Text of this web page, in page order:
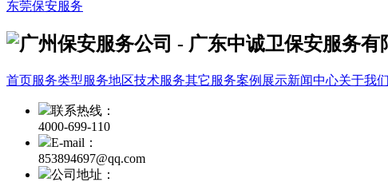
东莞保安服务
首页服务类型服务地区技术服务其它服务案例展示新闻中心关于我们
联系热线：
4000-699-110
E-mail：
853894697@qq.com
公司地址：